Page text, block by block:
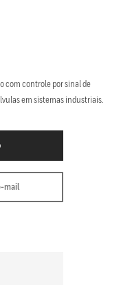
com controle por sinal de
em sistemas industriais.
mail